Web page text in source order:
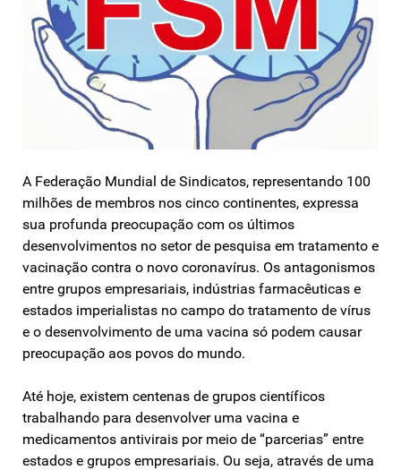
A Federação Mundial de Sindicatos, representando 100
milhões de membros nos cinco continentes, expressa
sua profunda preocupação com os últimos
desenvolvimentos no setor de pesquisa em tratamento e
vacinação contra o novo coronavírus. Os antagonismos
entre grupos empresariais, indústrias farmacêuticas e
estados imperialistas no campo do tratamento de vírus
e o desenvolvimento de uma vacina só podem causar
preocupação aos povos do mundo.
Até hoje, existem centenas de grupos científicos
trabalhando para desenvolver uma vacina e
medicamentos antivirais por meio de “parcerias” entre
estados e grupos empresariais. Ou seja, através de uma